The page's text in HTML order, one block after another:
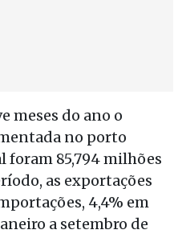
meses do ano o
no porto
foram 85,794 milhões
as exportações
4,4% em
a setembro de